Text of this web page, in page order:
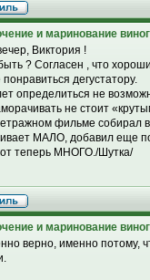
и маринование
Виктория !
? Согласен , что
дегустатору.
определиться не
не стоит
фильме собирал
МАЛО, добавил еще
теперь МНОГО./Шутка/
и маринование
верно, именно потому,